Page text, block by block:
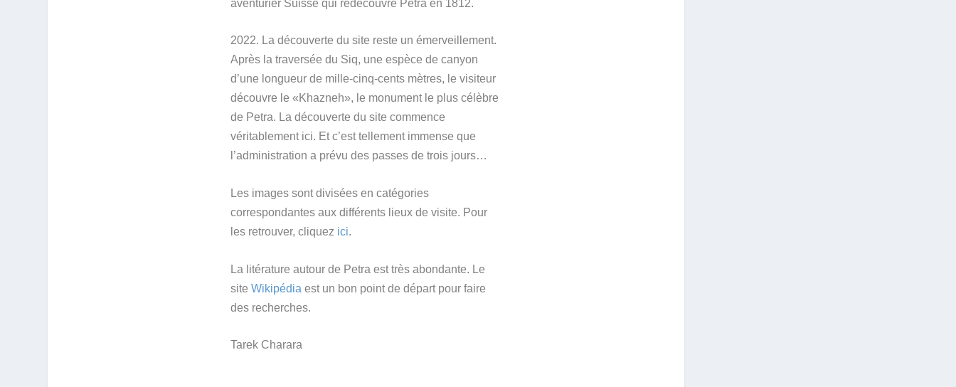
aventurier Suisse qui redécouvre Petra en 1812.
2022. La découverte du site reste un émerveillement.
Après la traversée du Siq, une espèce de canyon
d’une longueur de mille-cinq-cents mètres, le visiteur
découvre le «Khazneh», le monument le plus célèbre
de Petra. La découverte du site commence
véritablement ici. Et c’est tellement immense que
l’administration a prévu des passes de trois jours…
Les images sont divisées en catégories
correspondantes aux différents lieux de visite. Pour
les retrouver, cliquez ici.
La litérature autour de Petra est très abondante. Le
siteWikipédia est un bon point de départ pour faire
des recherches.
Tarek Charara